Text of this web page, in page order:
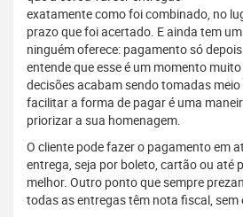
exatamente como foi combinado, no
prazo que foi acertado. E ainda tem
ninguém oferece: pagamento só
entende que esse é um momento
decisões acabam sendo tomadas
facilitar a forma de pagar é uma
priorizar a sua homenagem.
O cliente pode fazer o pagamento em
entrega, seja por boleto, cartão ou até
melhor. Outro ponto que sempre
todas as entregas têm nota fiscal, sem